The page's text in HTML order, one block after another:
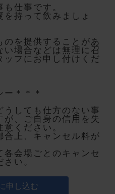
仕事です。
持って飲みましょ
を提供することがあ
い場合などは無理に召
ッフにお申し付けくだ
ー＊＊＊
うしても仕方のない事
、ご自身の信用を失
ください。
合上、キャンセル料が
各会場ごとのキャンセ
い。
申し込む